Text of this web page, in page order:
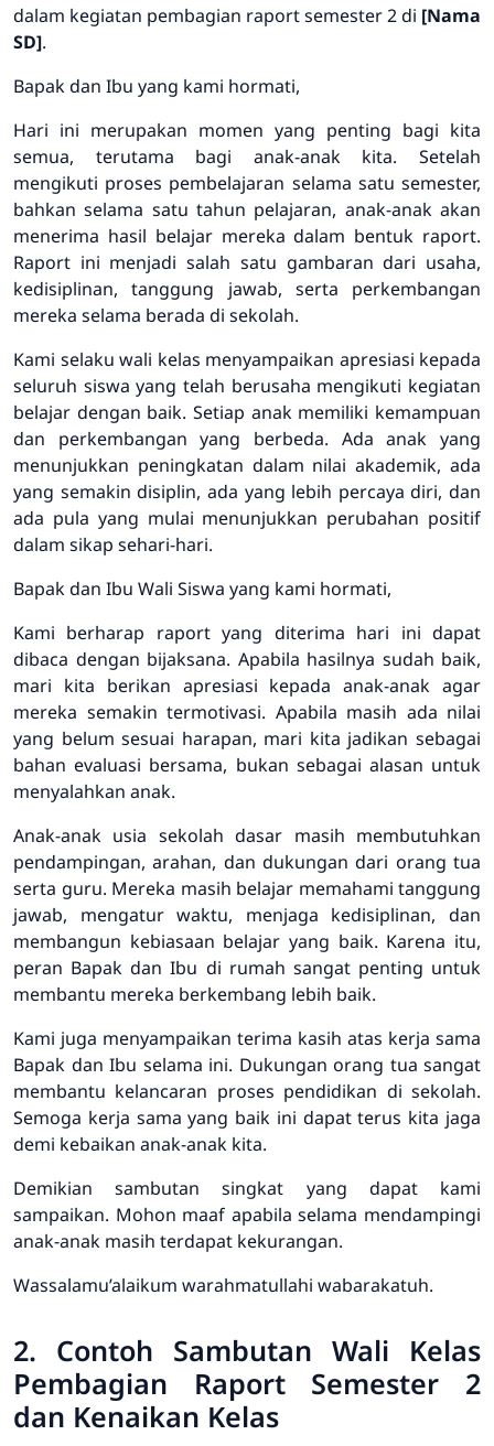
dalam kegiatan pembagian raport semester 2 di [Nama
SD].
Bapak dan Ibu yang kami hormati,
Hari ini merupakan momen yang penting bagi kita
semua, terutama bagi anak-anak kita. Setelah
mengikuti proses pembelajaran selama satu semester,
bahkan selama satu tahun pelajaran, anak-anak akan
menerima hasil belajar mereka dalam bentuk raport.
Raport ini menjadi salah satu gambaran dari usaha,
kedisiplinan, tanggung jawab, serta perkembangan
mereka selama berada di sekolah.
Kami selaku wali kelas menyampaikan apresiasi kepada
seluruh siswa yang telah berusaha mengikuti kegiatan
belajar dengan baik. Setiap anak memiliki kemampuan
dan perkembangan yang berbeda. Ada anak yang
menunjukkan peningkatan dalam nilai akademik, ada
yang semakin disiplin, ada yang lebih percaya diri, dan
ada pula yang mulai menunjukkan perubahan positif
dalam sikap sehari-hari.
Bapak dan Ibu Wali Siswa yang kami hormati,
Kami berharap raport yang diterima hari ini dapat
dibaca dengan bijaksana. Apabila hasilnya sudah baik,
mari kita berikan apresiasi kepada anak-anak agar
mereka semakin termotivasi. Apabila masih ada nilai
yang belum sesuai harapan, mari kita jadikan sebagai
bahan evaluasi bersama, bukan sebagai alasan untuk
menyalahkan anak.
Anak-anak usia sekolah dasar masih membutuhkan
pendampingan, arahan, dan dukungan dari orang tua
serta guru. Mereka masih belajar memahami tanggung
jawab, mengatur waktu, menjaga kedisiplinan, dan
membangun kebiasaan belajar yang baik. Karena itu,
peran Bapak dan Ibu di rumah sangat penting untuk
membantu mereka berkembang lebih baik.
Kami juga menyampaikan terima kasih atas kerja sama
Bapak dan Ibu selama ini. Dukungan orang tua sangat
membantu kelancaran proses pendidikan di sekolah.
Semoga kerja sama yang baik ini dapat terus kita jaga
demi kebaikan anak-anak kita.
Demikian sambutan singkat yang dapat kami
sampaikan. Mohon maaf apabila selama mendampingi
anak-anak masih terdapat kekurangan.
Wassalamu’alaikum warahmatullahi wabarakatuh.
2. Contoh Sambutan Wali Kelas
Pembagian Raport Semester 2
dan Kenaikan Kelas